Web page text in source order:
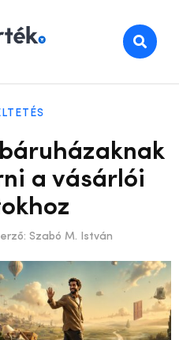
a vásárlói
Szabó M. István